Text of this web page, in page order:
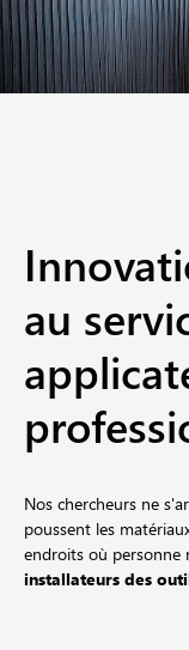
au
Nos chercheurs ne
poussent les
endroits où personne
installateurs des